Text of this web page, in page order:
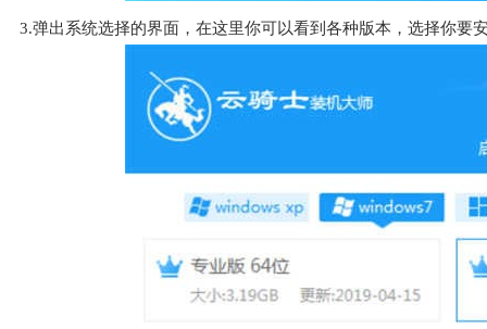
3.弹出系统选择的界面，在这里你可以看到各种版本，选择你要